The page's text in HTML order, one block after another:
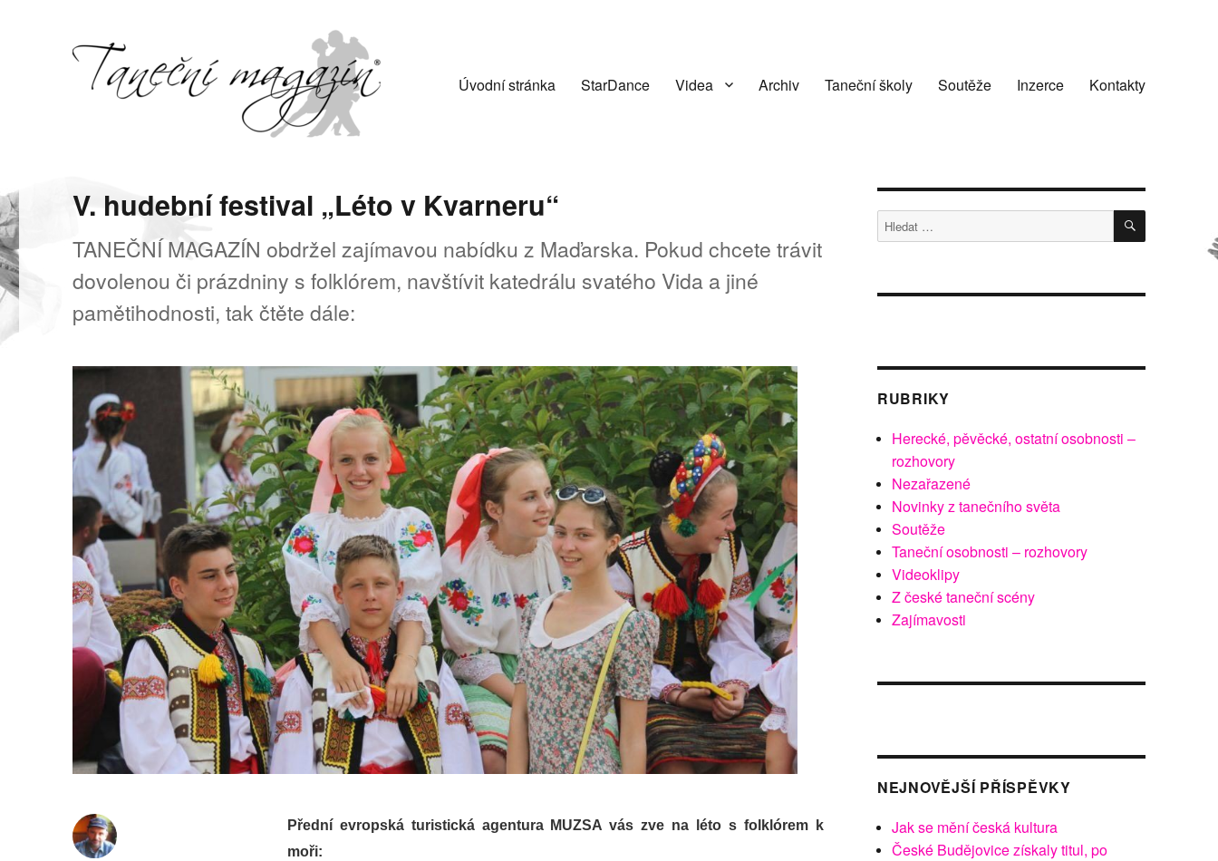
Úvodní stránka StarDance Videa Archiv Taneční školy Soutěže Inzerce Kontakty
V. hudební festival „Léto v Kvarneru“
TANEČNÍ MAGAZÍN obdržel zajímavou nabídku z Maďarska. Pokud chcete trávit
dovolenou či prázdniny s folklórem, navštívit katedrálu svatého Vida a jiné
pamětihodnosti, tak čtěte dále:
Přední evropská turistická agentura MUZSA vás zve na léto s folklórem k
moři:
Hledat: HLEDÁNÍ
RUBRIKY
Herecké, pěvěcké, ostatní osobnosti –
rozhovory
Nezařazené
Novinky z tanečního světa
Soutěže
Taneční osobnosti – rozhovory
Videoklipy
Z české taneční scény
Zajímavosti
NEJNOVĚJŠÍ PŘÍSPĚVKY
Jak se mění česká kultura
České Budějovice získaly titul, po